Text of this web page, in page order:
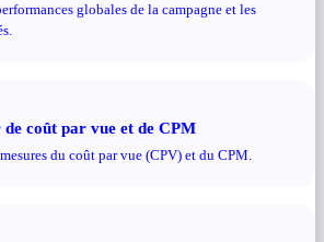
globales de la campagne et les
coût par vue et de CPM
du coût par vue (CPV) et du CPM.